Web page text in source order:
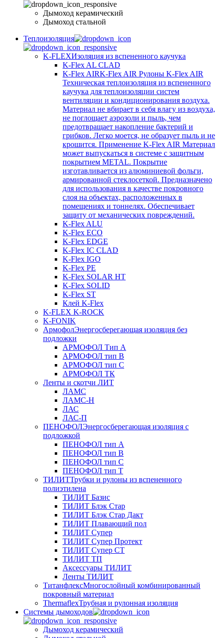
Дымоход керамический
Дымоход стальной
Теплоизоляция
K-FLEXИзоляция из вспененного каучука
K-Flex AL CLAD
K-Flex AIRK-Flex AIR Рулоны K-Flex AIR
Техническая теплоизоляция из вспененного
каучука для теплоизоляции систем
вентиляции и кондиционирования воздуха.
Материал не вбирает в себя влагу из воздуха,
не поглощает аэрозоли и пыль, чем
предотвращает накопление бактерий и
грибков. Легко моется, не образует пыль и не
крошится. Применение K-Flex AIR Материал
может выпускаться в системе c защитным
покрытием METAL. Покрытие
изготавливается из алюминиевой фольги,
армированной стеклосеткой. Предназначено
для использования в качестве покровного
слоя на объектах, расположенных в
помещениях и тоннелях. Обеспечивает
защиту от механических повреждений.
K-Flex ALU
K-Flex ECO
K-Flex EDGE
K-Flex IC CLAD
K-Flex IGO
K-Flex PE
K-Flex SOLAR HT
K-Flex SOLID
K-Flex ST
Клей K-Flex
K-FLEX K-ROCK
K-FONIK
АрмофолЭнергосберегающая изоляция без
подложки
АРМОФОЛ Тип А
АРМОФОЛ тип В
АРМОФОЛ тип C
АРМОФОЛ ТК
Ленты и скотчи ЛИТ
ЛАМС
ЛАМС-Н
ЛАС
ЛАС-П
ПЕНОФОЛЭнергосберегающая изоляция с
подложкой
ПЕНОФОЛ тип А
ПЕНОФОЛ тип B
ПЕНОФОЛ тип C
ПЕНОФОЛ тип T
ТИЛИТТрубки и рулоны из вспененного
полиэтилена
ТИЛИТ Базис
ТИЛИТ Блэк Стар
ТИЛИТ Блэк Стар Дакт
ТИЛИТ Плавающий пол
ТИЛИТ Супер
ТИЛИТ Супер Протект
ТИЛИТ Супер СТ
ТИЛИТ ТП
Аксессуары ТИЛИТ
Ленты ТИЛИТ
ТитанфлексМногослойный комбинированный
покровный материал
ThermaflexТрубная и рулонная изоляция
Cистемы дымоходов
Дымоход керамический